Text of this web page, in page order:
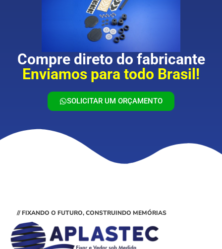
Compre direto do fabricante
Enviamos para todo Brasil!
SOLICITAR UM ORÇAMENTO
// FIXANDO O FUTURO, CONSTRUINDO MEMÓRIAS